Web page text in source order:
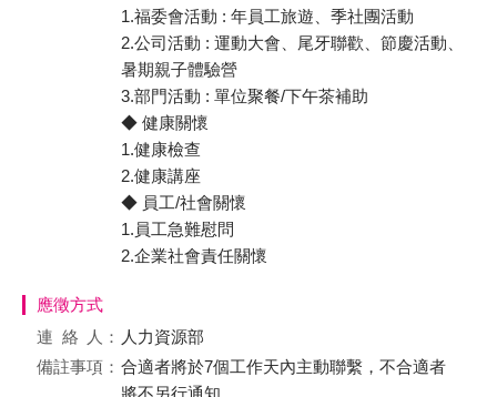
1.福委會活動 : 年員工旅遊、季社團活動
2.公司活動 : 運動大會、尾牙聯歡、節慶活動、
暑期親子體驗營
3.部門活動 : 單位聚餐/下午茶補助
◆ 健康關懷
1.健康檢查
2.健康講座
◆ 員工/社會關懷
1.員工急難慰問
2.企業社會責任關懷
應徵方式
連絡
人： 人力資源部
備註事項： 合適者將於7個工作天內主動聯繫，不合適者
將不另行通知